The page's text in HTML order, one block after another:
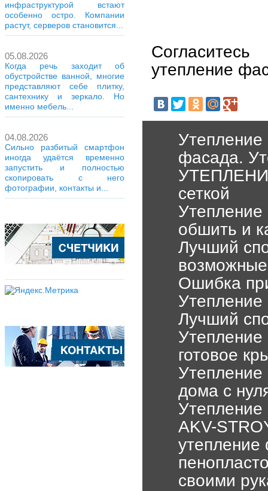
инфраструктурой встают
особенно остро. Компании
растут, серверов становится...
05.08.2026
Когда речь заходит об
обустройстве ванной, многие
представляют себе плитку,
сантехнику и зеркало. Но
именно мебель...
04.08.2026
Сильно разбитый смартфон
иногда удаётся временно
запустить и полностью
скопировать с него
фотографии, контакты и...
утепление
Утепление
фасада.
сеткой
обшить и
Лучший
Ошибка
Лучший
готовое
дома с
AKV-
утепление
своими